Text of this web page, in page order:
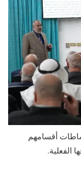
أقسامهم
الفعلية.